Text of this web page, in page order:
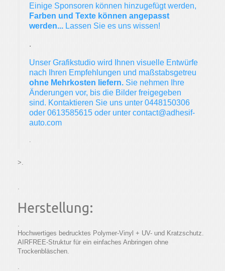
Einige Sponsoren können hinzugefügt werden,
Farben und Texte können angepasst
werden... Lassen Sie es uns wissen!
.
Unser Grafikstudio wird Ihnen visuelle Entwürfe
nach Ihren Empfehlungen und maßstabsgetreu
ohne Mehrkosten liefern. Sie nehmen Ihre
Änderungen vor, bis die Bilder freigegeben
sind. Kontaktieren Sie uns unter 0448150306
oder 0613585615 oder unter contact@adhesif-
auto.com
>.
Herstellung:
Hochwertiges bedrucktes Polymer-Vinyl + UV- und Kratzschutz.
AIRFREE-Struktur für ein einfaches Anbringen ohne
Trockenbläschen.